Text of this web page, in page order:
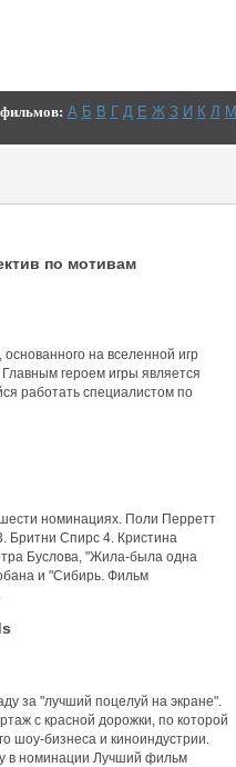
: А Б В Г Д Е Ж З И К Л М
по мотивам
на вселенной игр
героем игры является
работать специалистом по
номинациях. Поли Перретт
Бритни Спирс 4. Кристина
Буслова, "Жила-была одна
и "Сибирь. Фильм
за "лучший поцелуй на экране".
с красной дорожки, по которой
шоу-бизнеса и киноиндустрии.
в номинации Лучший фильм